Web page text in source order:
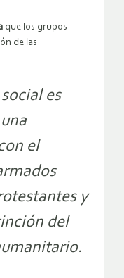
que los grupos
de las
es
el
y
del